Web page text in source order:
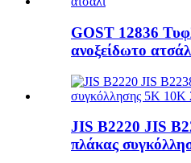
GOST 12836
ανοξείδωτο
JIS B2220 JIS
πλάκας